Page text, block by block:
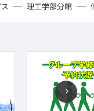
理工学部分館